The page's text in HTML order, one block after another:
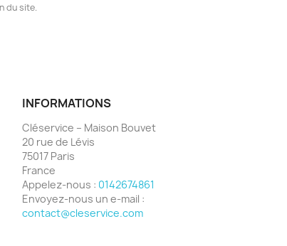
du site.
INFORMATIONS
Cléservice – Maison Bouvet
20 rue de Lévis
75017 Paris
France
Appelez-nous : 0142674861
Envoyez-nous un e-mail :
contact@cleservice.com